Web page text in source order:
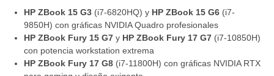
HP ZBook 15 G3(i7-6820HQ) y HP ZBook 15 G6(i7-
9850H) con gráficas NVIDIA Quadro profesionales
HP ZBook Fury 15 G7y HP ZBook Fury 17 G7(i7-10850H)
con potencia workstation extrema
HP ZBook Fury 17 G8(i7-11800H) con gráficas NVIDIA RTX